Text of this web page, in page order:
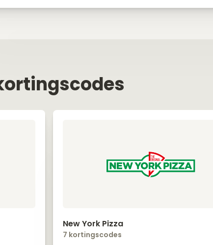
New York Pizza
7 kortingscodes